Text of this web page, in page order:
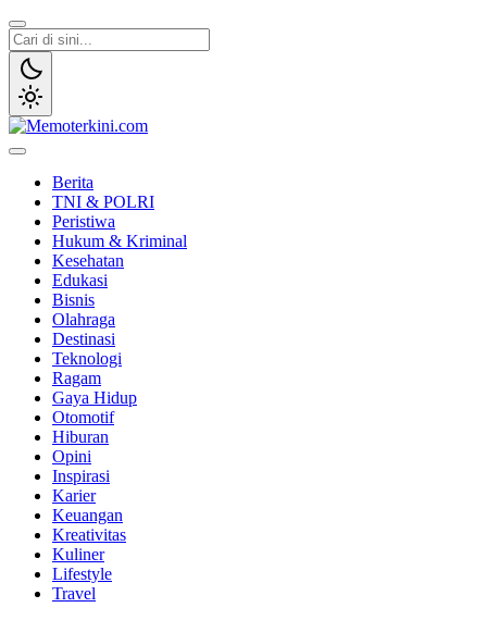
Lewati
ke
konten
Berita
TNI & POLRI
Peristiwa
Hukum & Kriminal
Kesehatan
Edukasi
Bisnis
Olahraga
Destinasi
Teknologi
Ragam
Gaya Hidup
Otomotif
Hiburan
Opini
Inspirasi
Karier
Keuangan
Kreativitas
Kuliner
Lifestyle
Travel